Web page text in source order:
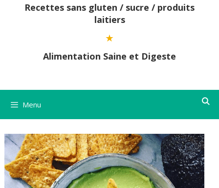
Recettes sans gluten / sucre / produits
laitiers
Alimentation Saine et Digeste
Menu